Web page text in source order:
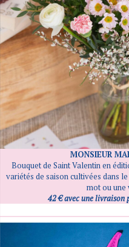
MONSIEUR
Bouquet de Saint Valentin en
variétés de saison cultivées dans
mot ou une
42 € avec une livraison